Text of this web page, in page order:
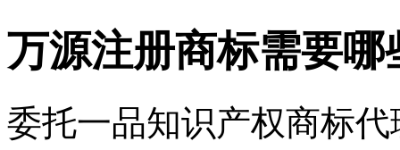
万源注册商标需要哪
委托一品知识产权商标